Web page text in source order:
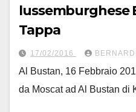
lussemburghese
Tappa
17/02/2016
Al Bustan, 16 Febbraio
da Moscat ad Al Bustan di